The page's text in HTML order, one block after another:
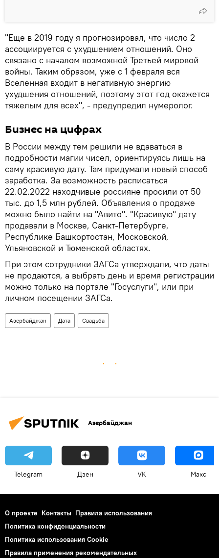
"Еще в 2019 году я прогнозировал, что число 2
ассоциируется с ухудшением отношений. Оно
связано с началом возможной Третьей мировой
войны. Таким образом, уже с 1 февраля вся
Вселенная входит в негативную энергию
ухудшения отношений, поэтому этот год окажется
тяжелым для всех", - предупредил нумеролог.
Бизнес на цифрах
В России между тем решили не вдаваться в
подробности магии чисел, ориентируясь лишь на
саму красивую дату. Там придумали новый способ
заработка. За возможность расписаться
22.02.2022 находчивые россияне просили от 50
тыс. до 1,5 млн рублей. Объявления о продаже
можно было найти на "Авито". "Красивую" дату
продавали в Москве, Санкт-Петербурге,
Республике Башкортостан, Московской,
Ульяновской и Тюменской областях.
При этом сотрудники ЗАГСа утверждали, что даты
не продаются, а выбрать день и время регистрации
можно только на портале "Госуслуги", или при
личном посещении ЗАГСа.
Азербайджан Дата Свадьба
Азербайджан
Telegram Дзен VK Макс
О проекте Контакты Правила использования
Политика конфиденциальности
Политика использования Cookie
Правила применения рекомендательных